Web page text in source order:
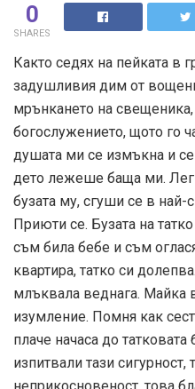
0
SHARES
Както седях на пейката в
задушливия дим от
мрънкането на
богослужението, щото го
душата ми се измъкна и
дето лежеше баща ми.
бузата му, сгуши се в най-
Приюти се. Бузата на
съм била бебе и съм
квартира, татко си
млъквала веднага. Майка
изумление. Помня как
плаче начаса до
изпитвали тази сигурност,